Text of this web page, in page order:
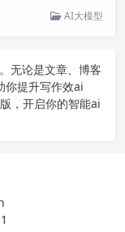
AI大模型
无论是文章、博客
你提升写作效ai
，开启你的智能ai